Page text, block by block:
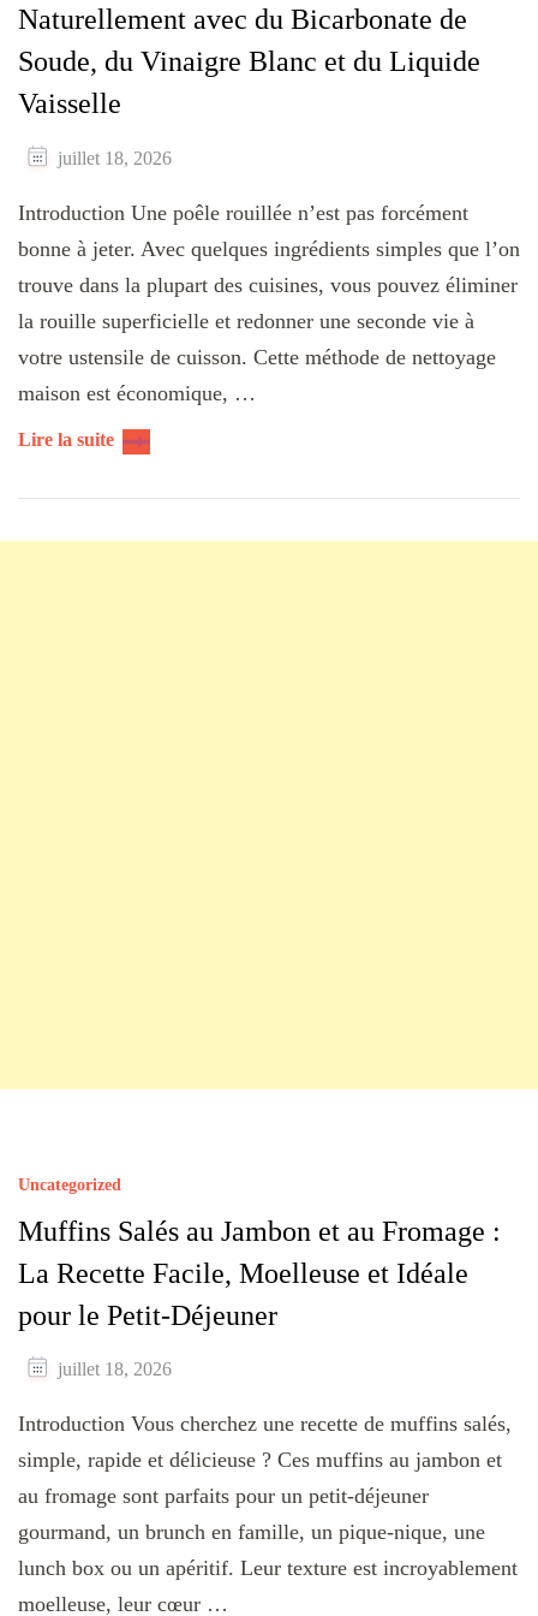
Naturellement avec du Bicarbonate de
Soude, du Vinaigre Blanc et du Liquide
Vaisselle
juillet 18, 2026
Introduction Une poêle rouillée n’est pas forcément
bonne à jeter. Avec quelques ingrédients simples que l’on
trouve dans la plupart des cuisines, vous pouvez éliminer
la rouille superficielle et redonner une seconde vie à
votre ustensile de cuisson. Cette méthode de nettoyage
maison est économique, …
Lire la suite
Uncategorized
Muffins Salés au Jambon et au Fromage :
La Recette Facile, Moelleuse et Idéale
pour le Petit-Déjeuner
juillet 18, 2026
Introduction Vous cherchez une recette de muffins salés,
simple, rapide et délicieuse ? Ces muffins au jambon et
au fromage sont parfaits pour un petit-déjeuner
gourmand, un brunch en famille, un pique-nique, une
lunch box ou un apéritif. Leur texture est incroyablement
moelleuse, leur cœur …